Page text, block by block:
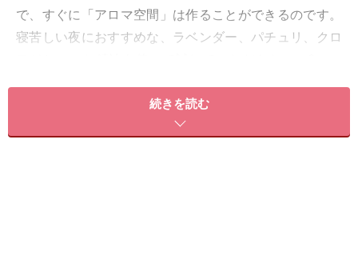
で、すぐに「アロマ空間」は作ることができるのです。
寝苦しい夜におすすめな、ラベンダー、パチュリ、クロ
続きを読む